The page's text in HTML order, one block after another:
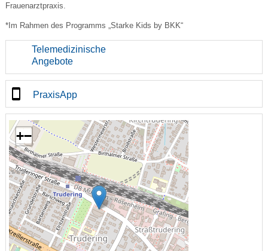
Frauenarztpraxis.
*Im Rahmen des Programms „Starke Kids by BKK“
Telemedizinische
Angebote
PraxisApp
+−